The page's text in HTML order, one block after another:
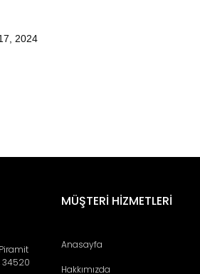
2024
34520
MÜŞTERİ HİZMETLERİ
Anasayfa
Hakkımızda